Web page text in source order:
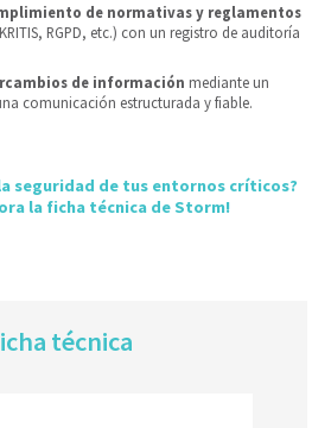
de normativas y reglamentos
RGPD, etc.) con un registro de auditoría
de información mediante un
comunicación estructurada y fiable.
seguridad de tus entornos críticos?
la ficha técnica de Storm!
técnica